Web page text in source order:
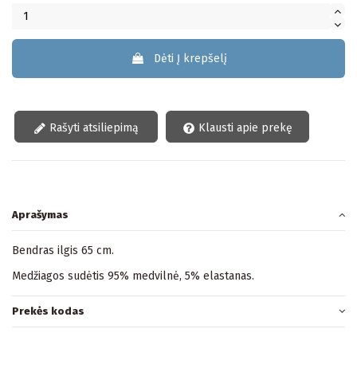
Dėti Į krepšelį
Rašyti atsiliepimą Klausti apie prekę
Aprašymas
Bendras ilgis 65 cm.
Medžiagos sudėtis 95% medvilnė, 5% elastanas.
Prekės kodas